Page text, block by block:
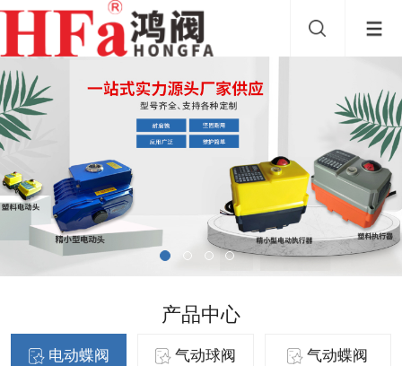
产品中心
电动蝶阀 气动球阀 气动蝶阀